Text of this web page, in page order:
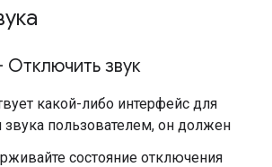
Отключить звук
какой-либо интерфейс для
звука пользователем, он должен
состояние отключения